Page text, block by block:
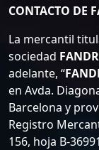
CONTACTO DE
La mercantil
sociedad
adelante, “
en Avda.
Barcelona y
Registro
156, hoja B-